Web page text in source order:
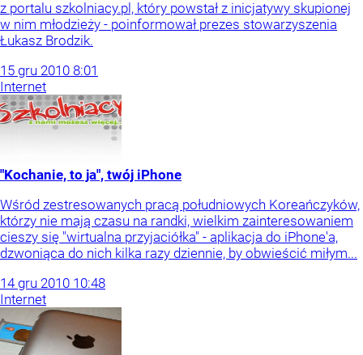
z portalu szkolniacy.pl, który powstał z inicjatywy skupionej
w nim młodzieży - poinformował prezes stowarzyszenia
Łukasz Brodzik.
15 gru 2010 8:01
Internet
"Kochanie, to ja", twój iPhone
Wśród zestresowanych pracą południowych Koreańczyków,
którzy nie mają czasu na randki, wielkim zainteresowaniem
cieszy się "wirtualna przyjaciółka" - aplikacja do iPhone'a,
dzwoniąca do nich kilka razy dziennie, by obwieścić miłym...
14 gru 2010 10:48
Internet